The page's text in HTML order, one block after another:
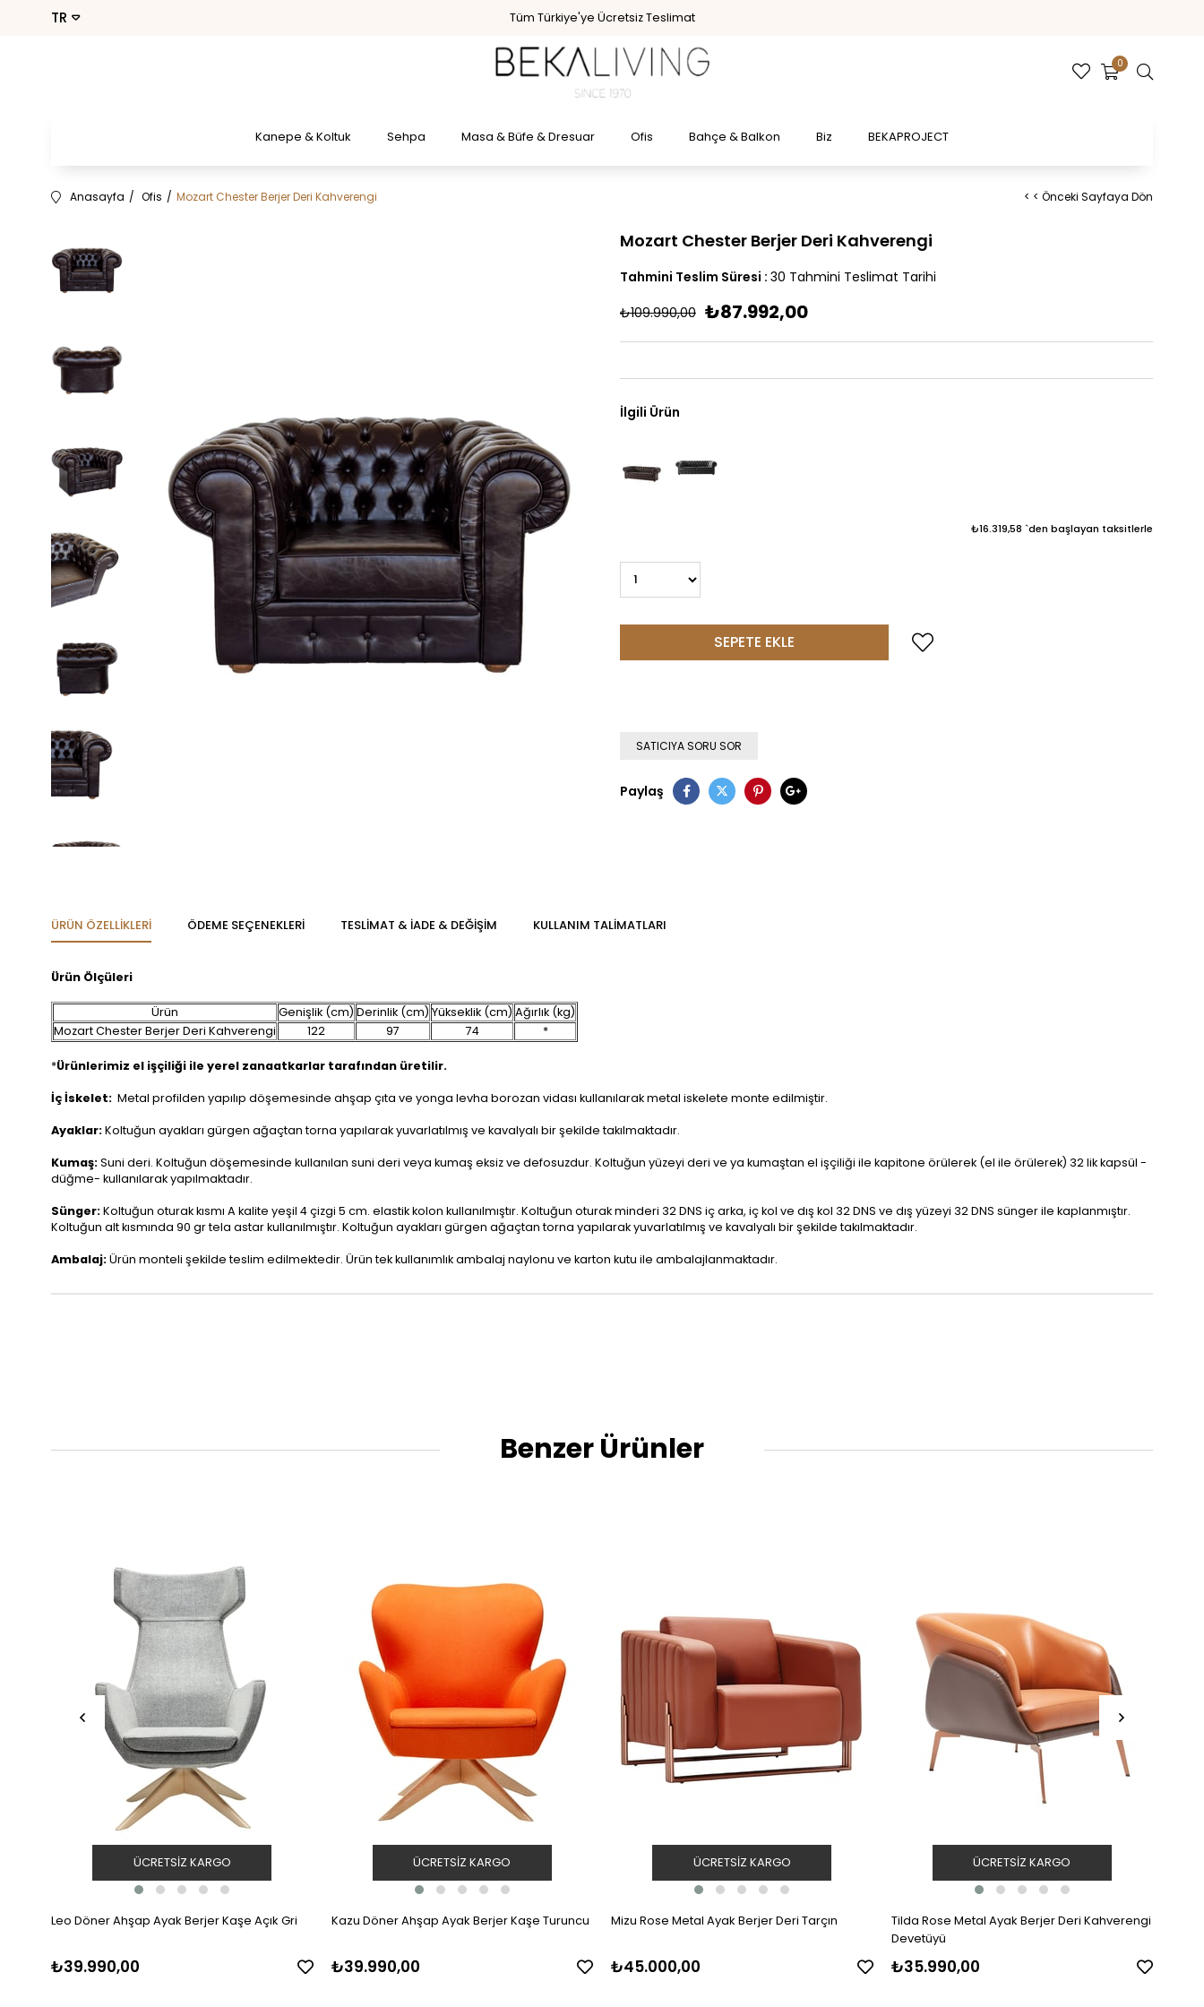
Tüm Türkiye'ye Ücretsiz Teslimat
0
Kanepe & Koltuk Sehpa Masa & Büfe & Dresuar Ofis Bahçe & Balkon Biz BEKAPROJECT
Anasayfa Ofis Mozart Chester Berjer Deri Kahverengi < < Önceki Sayfaya Dön
Mozart Chester Berjer Deri Kahverengi
Tahmini Teslim Süresi : 30 Tahmini Teslimat Tarihi
₺109.990,00 ₺87.992,00
İlgili Ürün
₺16.319,58 `den başlayan taksitlerle
SATICIYA SORU SOR
Paylaş
ÜRÜN ÖZELLIKLERI ÖDEME SEÇENEKLERI TESLİMAT & İADE & DEĞİŞİM KULLANIM TALİMATLARI
Ürün Ölçüleri
Ürün Genişlik (cm) Derinlik (cm) Yükseklik (cm) Ağırlık (kg)
Mozart Chester Berjer Deri Kahverengi
122 97 74 *
*Ürünlerimiz el işçiliği ile yerel zanaatkarlar tarafından üretilir.
İç İskelet: Metal profilden yapılıp döşemesinde ahşap çıta ve yonga levha borozan vidası kullanılarak metal iskelete monte edilmiştir.
Ayaklar:Koltuğun ayakları gürgen ağaçtan torna yapılarak yuvarlatılmış ve kavalyalı bir şekilde takılmaktadır.
Kumaş:Suni deri. Koltuğun döşemesinde kullanılan suni deri veya kumaş eksiz ve defosuzdur. Koltuğun yüzeyi deri ve ya kumaştan el işçiliği ile kapitone örülerek (el ile örülerek) 32 lik kapsül -
düğme- kullanılarak yapılmaktadır.
Sünger:Koltuğun oturak kısmı A kalite yeşil 4 çizgi 5 cm. elastik kolon kullanılmıştır. Koltuğun oturak minderi 32 DNS iç arka, iç kol ve dış kol 32 DNS ve dış yüzeyi 32 DNS sünger ile kaplanmıştır.
Koltuğun alt kısmında 90 gr tela astar kullanılmıştır. Koltuğun ayakları gürgen ağaçtan torna yapılarak yuvarlatılmış ve kavalyalı bir şekilde takılmaktadır.
Ambalaj:Ürün monteli şekilde teslim edilmektedir. Ürün tek kullanımlık ambalaj naylonu ve karton kutu ile ambalajlanmaktadır.
Benzer Ürünler
Leo Döner Ahşap Ayak Berjer Kaşe Açık Gri
₺39.990,00
ÜCRETSIZ KARGO
Kazu Döner Ahşap Ayak Berjer Kaşe Turuncu
₺39.990,00
ÜCRETSIZ KARGO
Mizu Rose Metal Ayak Berjer Deri Tarçın
₺45.000,00
ÜCRETSIZ KARGO
Tilda Rose Metal Ayak Berjer Deri Kahverengi
Devetüyü
₺35.990,00
ÜCRETSIZ KARGO